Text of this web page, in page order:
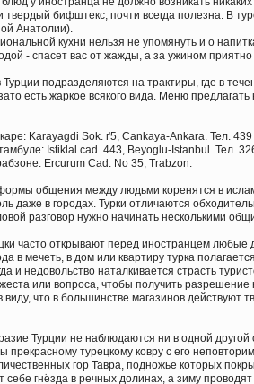
бифштекс, почти всегда полезна. В
Анатолии).
кухни нельзя не упомянуть и о
- спасет вас от жажды, а за ужином
подразделяются на трактиры, где в
есть жаркое всякого вида. Меню
Karayagdi Sok. ґ5, Cankaya-Ankara. Тел.
Istiklal cad. 443, Beyoglu-Istanbul. Тел.
Ercurum Cad. No 35, Trabzon.
общения между людьми коренятся в
даже в городах. Турки отличаются
разговор нужно начинать несколькими
часто открывают перед иностранцем
в мечеть, в дом или квартиру турка
и недовольство наталкивается страсть
или вопроса, чтобы получить разрешение
виду, что в большинстве магазинов
Турции не наблюдаются ни в одной
прекрасному турецкому ковру с его
гор Тавра, подножье которых
гнёзда в речных долинах, а зиму